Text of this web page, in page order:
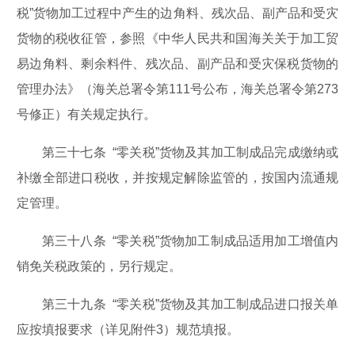
税”货物加工过程中产生的边角料、残次品、副产品和受灾
货物的税收征管，参照《中华人民共和国海关关于加工贸
易边角料、剩余料件、残次品、副产品和受灾保税货物的
管理办法》（海关总署令第111号公布，海关总署令第273
号修正）有关规定执行。
第三十七条 “零关税”货物及其加工制成品完成缴纳或
补缴全部进口税收，并按规定解除监管的，按国内流通规
定管理。
第三十八条 “零关税”货物加工制成品适用加工增值内
销免关税政策的，另行规定。
第三十九条 “零关税”货物及其加工制成品进口报关单
应按填报要求（详见附件3）规范填报。